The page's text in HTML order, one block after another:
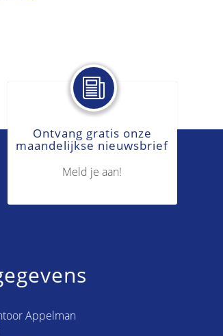
Ontvang gratis onze
maandelijkse nieuwsbrief
Meld je aan!
Appelman